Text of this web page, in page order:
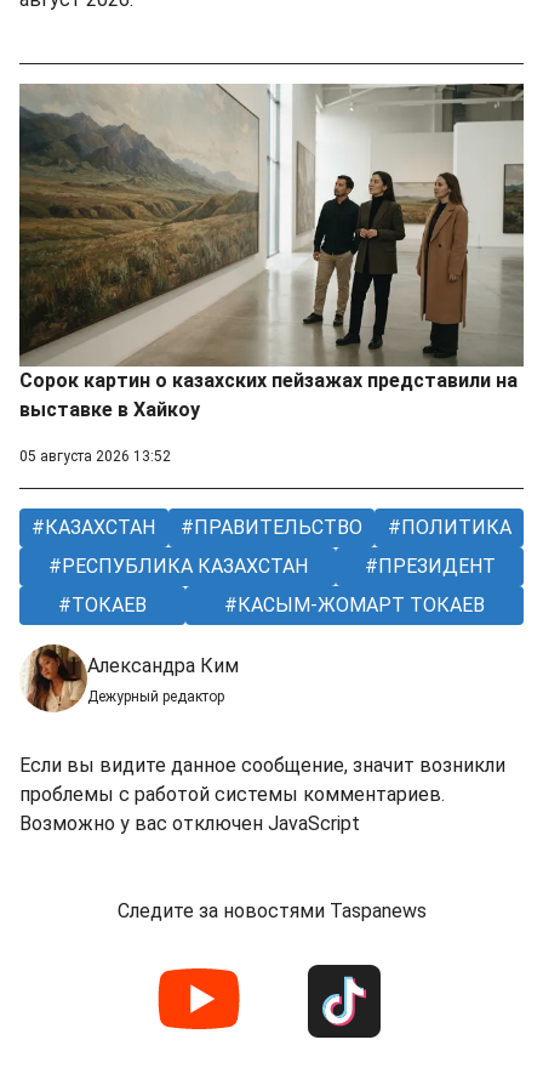
Сорок картин о казахских пейзажах представили на
выставке в Хайкоу
05 августа 2026 13:52
КАЗАХСТАН ПРАВИТЕЛЬСТВО
ПОЛИТИКА
РЕСПУБЛИКА КАЗАХСТАН
ПРЕЗИДЕНТ
ТОКАЕВ
КАСЫМ-ЖОМАРТ ТОКАЕВ
Александра Ким
Дежурный редактор
Если вы видите данное сообщение, значит возникли
проблемы с работой системы комментариев.
Возможно у вас отключен JavaScript
Следите за новостями Taspanews